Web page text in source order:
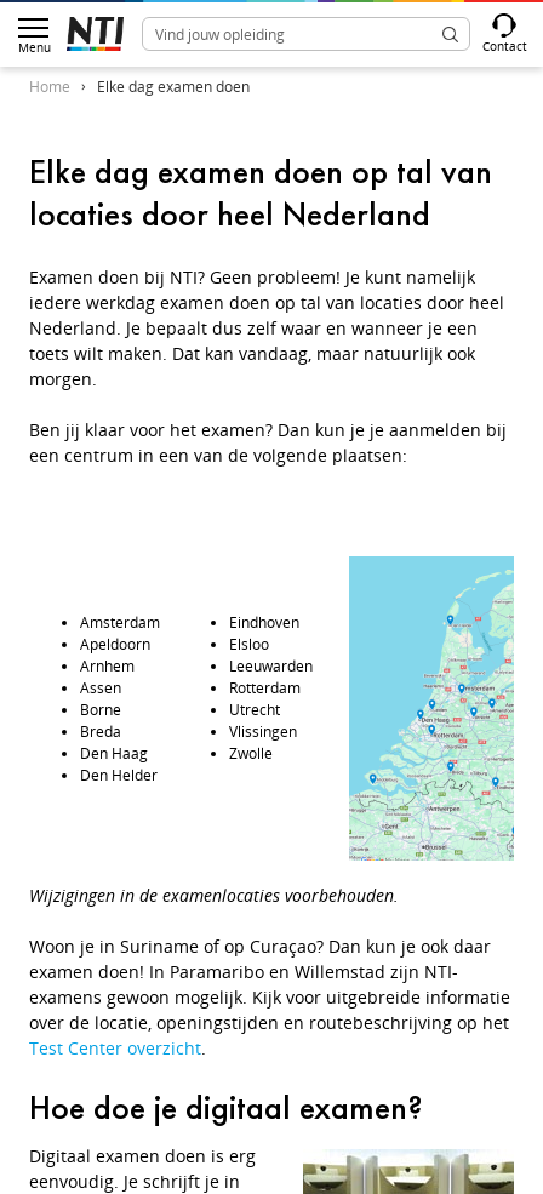
Menu Contact
Home Elke dag examen doen
Elke dag examen doen op tal van
locaties door heel Nederland
Examen doen bij NTI? Geen probleem! Je kunt namelijk
iedere werkdag examen doen op tal van locaties door heel
Nederland. Je bepaalt dus zelf waar en wanneer je een
toets wilt maken. Dat kan vandaag, maar natuurlijk ook
morgen.
Ben jij klaar voor het examen? Dan kun je je aanmelden bij
een centrum in een van de volgende plaatsen:
Amsterdam
Apeldoorn
Arnhem
Assen
Borne
Breda
Den Haag
Den Helder
Eindhoven
Elsloo
Leeuwarden
Rotterdam
Utrecht
Vlissingen
Zwolle
Wijzigingen in de examenlocaties voorbehouden.
Woon je in Suriname of op Curaçao? Dan kun je ook daar
examen doen! In Paramaribo en Willemstad zijn NTI-
examens gewoon mogelijk. Kijk voor uitgebreide informatie
over de locatie, openingstijden en routebeschrijving op het
Test Center overzicht.
Hoe doe je digitaal examen?
Digitaal examen doen is erg
eenvoudig. Je schrijft je in